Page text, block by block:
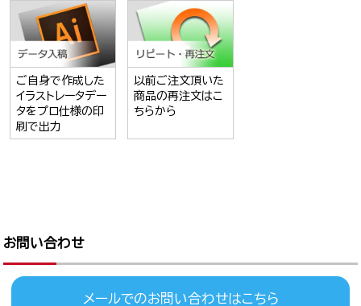
ご自身で作成した
イラストレータデー
タをプロ仕様の印
刷で出力
以前ご注文頂いた
商品の再注文はこ
ちらから
お問い合わせ
メールでのお問い合わせはこちら